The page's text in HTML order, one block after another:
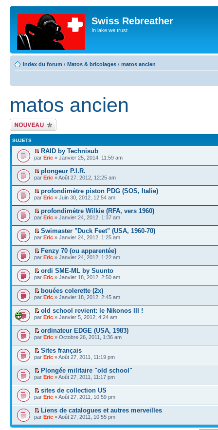
Swiss Rebreather
In lake we trust
Index du forum ‹ Matos & bricolages ‹ matos ancien
matos ancien
Écrire un nouveau
sujet
SUJETS
RAID by Technisub
par Eric » Janvier 25, 2014, 11:59 am
plongeur P.I.R.
par Eric » Août 27, 2012, 12:25 am
profondimètre piston PDG (SOS, Italie)
par Eric » Juin 30, 2012, 12:54 am
profondimètre Wilkie (RFA, vers 1960)
par Eric » Janvier 24, 2012, 1:37 am
Swimaster "Duck Feet" (USA, 1960-70)
par Eric » Janvier 24, 2012, 1:25 am
Fenzy 70 (ou apparentée)
par Eric » Janvier 24, 2012, 1:22 am
ordi SME-ML by Suunto
par Eric » Janvier 18, 2012, 2:50 am
bouées colerette (2x)
par Eric » Janvier 18, 2012, 2:45 am
old school revient: le Nikonos III !
par Eric » Janvier 5, 2012, 4:24 am
ordinateur EDGE (USA, 1983)
par Eric » Octobre 26, 2011, 1:36 am
Sites français
par Eric » Août 27, 2011, 11:19 pm
Plongée militaire "old school"
par Eric » Août 27, 2011, 11:17 pm
sites de collection US
par Eric » Août 27, 2011, 10:59 pm
Liens de catalogues et autres merveilles
par Eric » Août 27, 2011, 10:55 pm